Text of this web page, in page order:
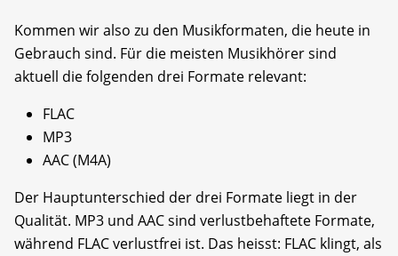
Kommen wir also zu den Musikformaten, die heute in
Gebrauch sind. Für die meisten Musikhörer sind
aktuell die folgenden drei Formate relevant:
FLAC
MP3
AAC (M4A)
Der Hauptunterschied der drei Formate liegt in der
Qualität. MP3 und AAC sind verlustbehaftete Formate,
während FLAC verlustfrei ist. Das heisst: FLAC klingt, als